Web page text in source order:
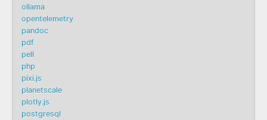
ollama
opentelemetry
pandoc
pdf
pell
php
pixi.js
planetscale
plotly.js
postgresql